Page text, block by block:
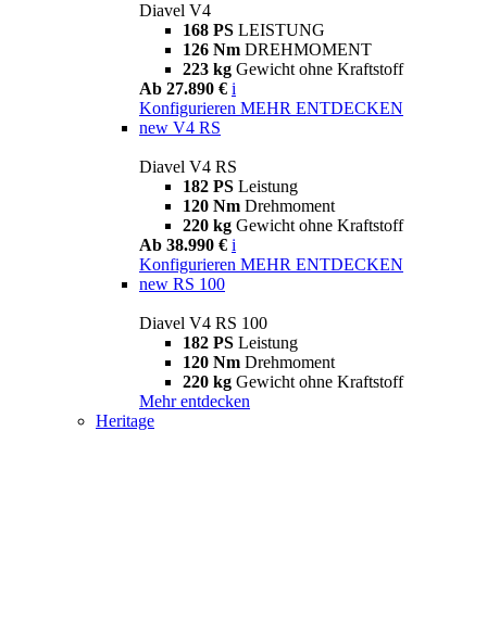
Diavel V4
168 PS LEISTUNG
126 Nm DREHMOMENT
223 kg Gewicht ohne Kraftstoff
Ab 27.890 € i
Konfigurieren MEHR ENTDECKEN
new V4 RS
Diavel V4 RS
182 PS Leistung
120 Nm Drehmoment
220 kg Gewicht ohne Kraftstoff
Ab 38.990 € i
Konfigurieren MEHR ENTDECKEN
new RS 100
Diavel V4 RS 100
182 PS Leistung
120 Nm Drehmoment
220 kg Gewicht ohne Kraftstoff
Mehr entdecken
Heritage